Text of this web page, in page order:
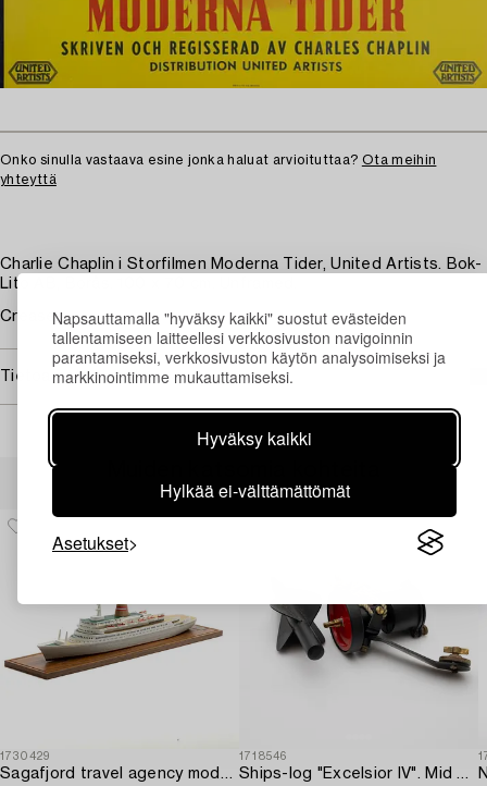
Napsauttamalla "hyväksy kaikki" suostut evästeiden
tallentamiseen laitteellesi verkkosivuston navigoinnin
parantamiseksi, verkkosivuston käytön analysoimiseksi ja
markkinointimme mukauttamiseksi.
Hyväksy kaikki
Hylkää ei-välttämättömät
Asetukset
Onko sinulla vastaava esine jonka haluat arvioituttaa? Ota meihin
yhteyttä
Charlie Chaplin i Storfilmen Moderna Tider, United Artists. Bok-
Lito AB, Borås. 100 x 70 cm. Unframed.
Creases.
Tietoa ostamisesta
1730429
Sagafjord travel agency model / ship model.
1718546
Ships-log "Excelsior IV". Mid 20th century.